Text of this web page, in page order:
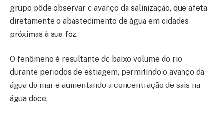
grupo pôde observar o avanço da salinização, que afeta
diretamente o abastecimento de água em cidades
próximas à sua foz.
O fenômeno é resultante do baixo volume do rio
durante períodos de estiagem, permitindo o avanço da
água do mar e aumentando a concentração de sais na
água doce.